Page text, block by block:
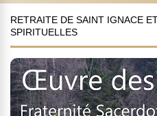
RETRAITE DE SAINT IGNACE
SPIRITUELLES